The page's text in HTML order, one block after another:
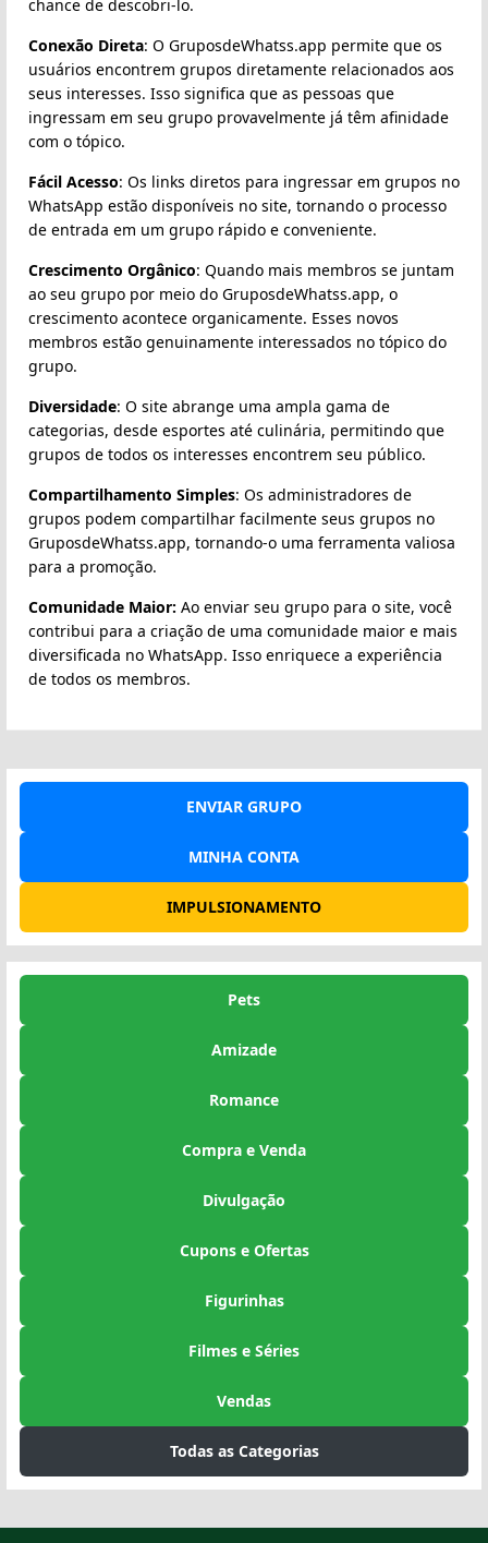
chance de descobri-lo.
Conexão Direta: O GruposdeWhatss.app permite que os
usuários encontrem grupos diretamente relacionados aos
seus interesses. Isso significa que as pessoas que
ingressam em seu grupo provavelmente já têm afinidade
com o tópico.
Fácil Acesso: Os links diretos para ingressar em grupos no
WhatsApp estão disponíveis no site, tornando o processo
de entrada em um grupo rápido e conveniente.
Crescimento Orgânico: Quando mais membros se juntam
ao seu grupo por meio do GruposdeWhatss.app, o
crescimento acontece organicamente. Esses novos
membros estão genuinamente interessados no tópico do
grupo.
Diversidade: O site abrange uma ampla gama de
categorias, desde esportes até culinária, permitindo que
grupos de todos os interesses encontrem seu público.
Compartilhamento Simples: Os administradores de
grupos podem compartilhar facilmente seus grupos no
GruposdeWhatss.app, tornando-o uma ferramenta valiosa
para a promoção.
Comunidade Maior: Ao enviar seu grupo para o site, você
contribui para a criação de uma comunidade maior e mais
diversificada no WhatsApp. Isso enriquece a experiência
de todos os membros.
ENVIAR GRUPO
MINHA CONTA
IMPULSIONAMENTO
Pets
Amizade
Romance
Compra e Venda
Divulgação
Cupons e Ofertas
Figurinhas
Filmes e Séries
Vendas
Todas as Categorias